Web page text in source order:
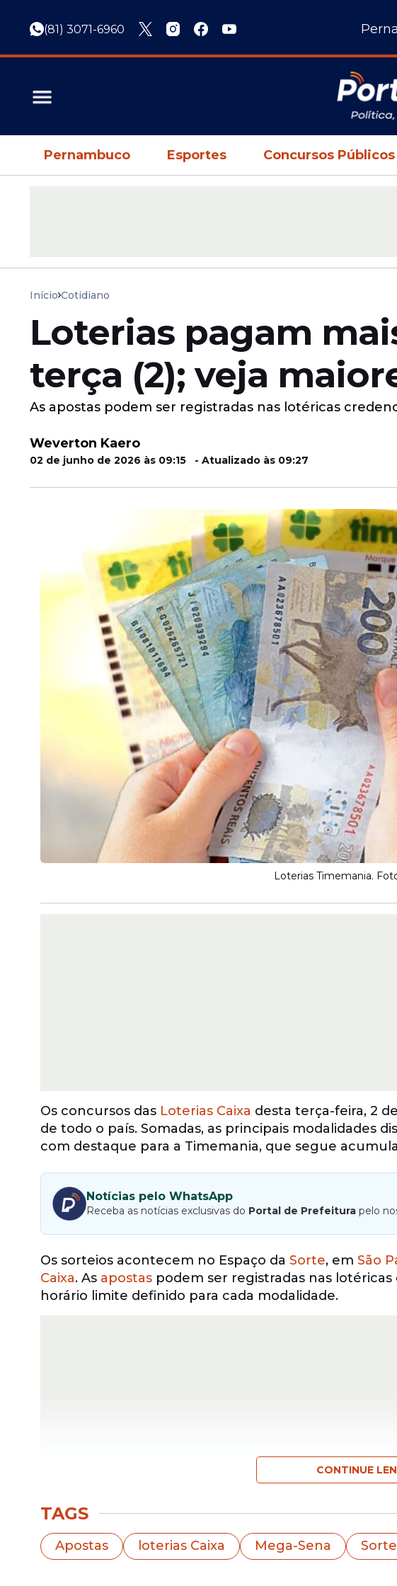
(81) 3071-6960
Pernambuco Esportes Concursos Públicos
Início Cotidiano
Loterias pagam
terça (2); veja
As apostas podem ser registradas nas lotéricas
Weverton Kaero
02 de junho de 2026 às 09:15 - Atualizado às 09:27
Loterias Timemania.
Os concursos das Loterias Caixa desta terça-feira, 2
de todo o país. Somadas, as principais modalidades
com destaque para a Timemania, que segue
Notícias pelo WhatsApp
Receba as notícias exclusivas do Portal de Prefeitura pelo
Os sorteios acontecem no Espaço da Sorte, em São
Caixa. As apostas podem ser registradas nas
horário limite definido para cada modalidade.
Timemania: R$ 32,5 milhões
A Timemania lidera a lista das maiores premiações
CONTINUE
TAGS
Apostas loterias Caixa Mega-Sena